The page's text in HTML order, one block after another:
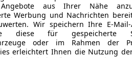
Angebote aus Ihrer Nähe
Werbung und Nachrichten
Wir speichern Ihre E-Mail-
diese für gespeicherte
oder im Rahmen der
erleichtert Ihnen die Nutzung